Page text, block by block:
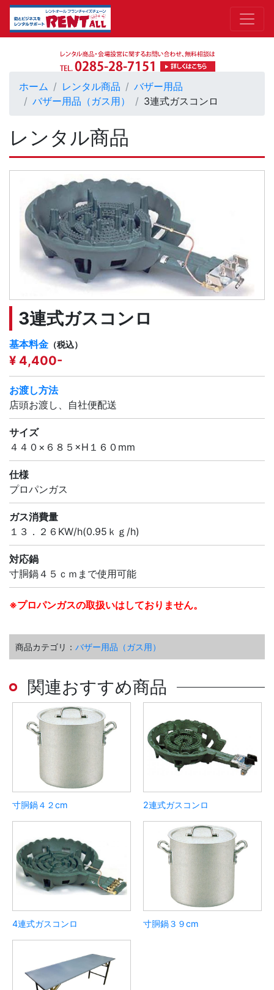
ホーム レンタル商品
バザー用品
バザー用品（ガス用）
3連式ガスコンロ
レンタル商品
3連式ガスコンロ
基本料金 （税込）
¥ 4,400-
お渡し方法
店頭お渡し、自社便配送
サイズ
４４０×６８５×H１６０mm
仕様
プロパンガス
ガス消費量
１３．２６KW/h(0.95ｋｇ/h)
対応鍋
寸胴鍋４５ｃｍまで使用可能
※プロパンガスの取扱いはしておりません。
商品カテゴリ： バザー用品（ガス用）
関連おすすめ商品
寸胴鍋４２cm 2連式ガスコンロ
4連式ガスコンロ 寸胴鍋３９cm